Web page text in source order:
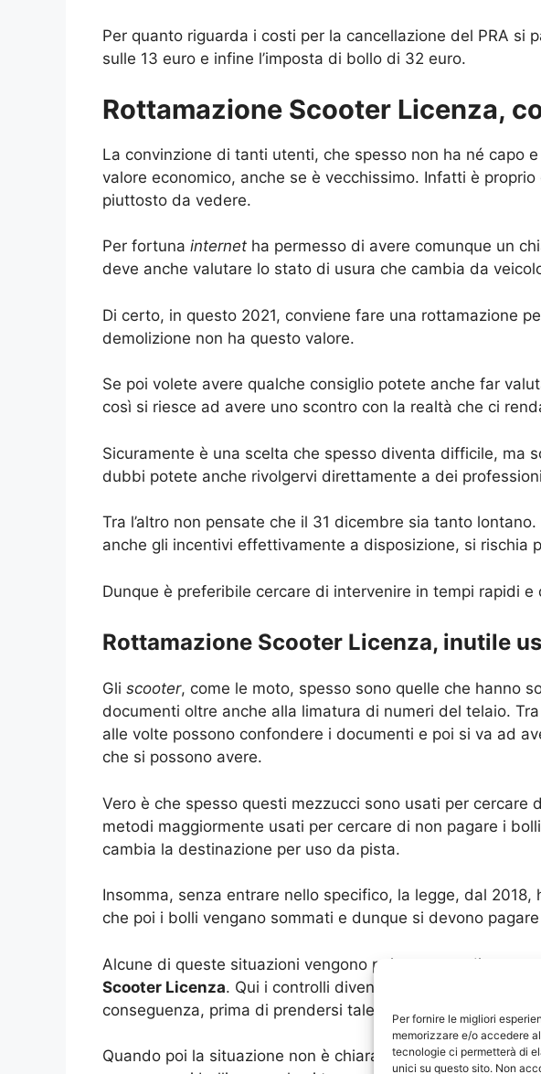
Per fornire le migliori
memorizzare e/o accedere
tecnologie ci permetterà di
unici su questo sito. Non
Per quanto riguarda i costi per la cancellazione del PRA si
sulle 13 euro e infine l’imposta di bollo di 32 euro.
Rottamazione Scooter Licenza,
La convinzione di tanti utenti, che spesso non ha né capo
valore economico, anche se è vecchissimo. Infatti è
piuttosto da vedere.
Per fortuna internet ha permesso di avere comunque un
deve anche valutare lo stato di usura che cambia da
Di certo, in questo 2021, conviene fare una rottamazione
demolizione non ha questo valore.
Se poi volete avere qualche consiglio potete anche far
così si riesce ad avere uno scontro con la realtà che ci
Sicuramente è una scelta che spesso diventa difficile, ma
dubbi potete anche rivolgervi direttamente a dei
Tra l’altro non pensate che il 31 dicembre sia tanto
anche gli incentivi effettivamente a disposizione, si
Dunque è preferibile cercare di intervenire in tempi rapidi
Rottamazione Scooter Licenza, inutile
Gli scooter, come le moto, spesso sono quelle che hanno
documenti oltre anche alla limatura di numeri del telaio.
alle volte possono confondere i documenti e poi si va ad
che si possono avere.
Vero è che spesso questi mezzucci sono usati per
metodi maggiormente usati per cercare di non pagare i
cambia la destinazione per uso da pista.
Insomma, senza entrare nello specifico, la legge, dal
che poi i bolli vengano sommati e dunque si devono
Alcune di queste situazioni vengono poi scoperte
Scooter Licenza. Qui i controlli diventano meticolosi
conseguenza, prima di prendersi tale responsabilità,
Quando poi la situazione non è chiara, laRottamazione